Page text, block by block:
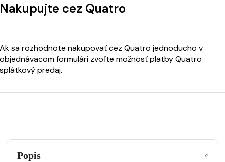
Nakupujte cez Quatro
Ak sa rozhodnote nakupovať cez Quatro jednoducho v
objednávacom formulári zvoľte možnosť platby Quatro
splátkový predaj.
Popis